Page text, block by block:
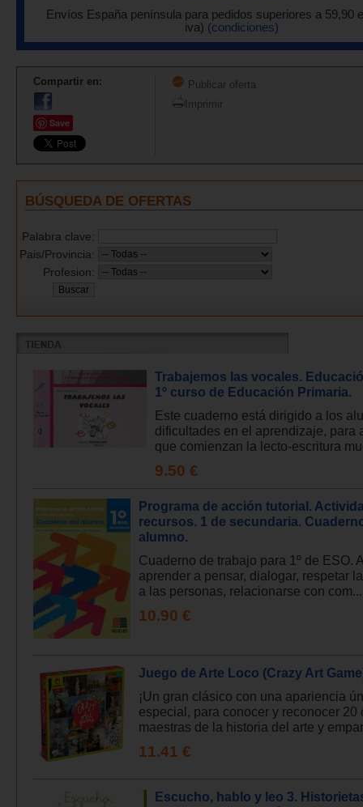
Envíos España península para pedidos superiores a 59,90
iva) (condiciones)
Compartir en:
Save
Publicar oferta
Imprimir
BÚSQUEDA DE OFERTAS
Palabra clave:
Pais/Provincia:
Profesion:
Trabajemos las vocales.
1º curso de Educación Primaria.
Este cuaderno está dirigido a los
dificultades en el aprendizaje, para
que comienzan la lecto-escritura
9.50 €
Programa de acción tutorial.
recursos. 1 de secundaria.
alumno.
Cuaderno de trabajo para 1º de ESO.
aprender a pensar, dialogar, respetar
a las personas, relacionarse con com...
10.90 €
Juego de Arte Loco (Crazy Art
¡Un gran clásico con una apariencia
especial, para conocer y reconocer 20
maestras de la historia del arte y
11.41 €
Escucho, hablo y leo 3.